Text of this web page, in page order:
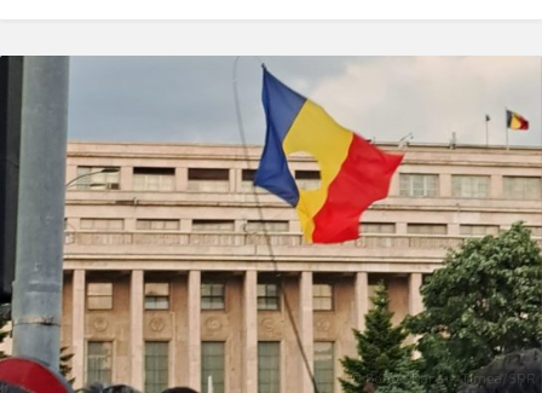
© Boboc-Darvas Tímea/SRR